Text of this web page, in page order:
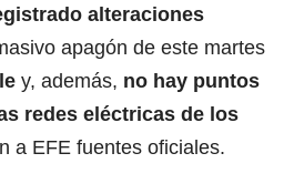
alteraciones
apagón de este martes
y, además, no hay puntos
redes eléctricas de los
a EFE fuentes oficiales.